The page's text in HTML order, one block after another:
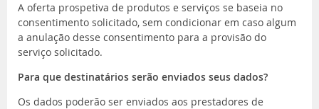
A oferta prospetiva de produtos e serviços se baseia no
consentimento solicitado, sem condicionar em caso algum
a anulação desse consentimento para a provisão do
serviço solicitado.
Para que destinatários serão enviados seus dados?
Os dados poderão ser enviados aos prestadores de